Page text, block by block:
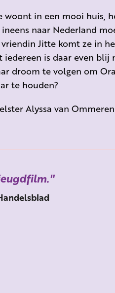
woont in een mooi huis,
naar Nederland
vriendin Jitte komt ze in
is daar even blij
droom te volgen om
te houden?
Alyssa van